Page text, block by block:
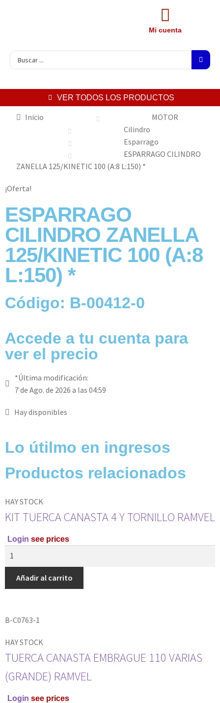
Mi cuenta
VER TODOS LOS PRODUCTOS
Inicio
MOTOR
Cilindro
Esparrago
ESPARRAGO CILINDRO
ZANELLA 125/KINETIC 100 (A:8 L:150) *
¡Oferta!
ESPARRAGO
CILINDRO ZANELLA
125/KINETIC 100 (A:8
L:150) *
Código: B-00412-0
Accede a tu cuenta para
ver el precio
*Última modificación:
7 de Ago. de 2026 a las 04:59
Hay disponibles
Lo útilmo en ingresos
Productos relacionados
B-C0763-1
HAY STOCK
KIT TUERCA CANASTA 4 Y TORNILLO RAMVEL
Login see prices
Añadir al carrito
HAY STOCK
TUERCA CANASTA EMBRAGUE 110 VARIAS
(GRANDE) RAMVEL
Login see prices